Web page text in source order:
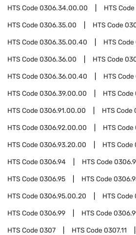
HTS Code0306.34.00.00 HTS Code
HTS Code0306.35.00 HTS Code
HTS Code0306.35.00.40 HTS Code
HTS Code0306.36.00 HTS Code
HTS Code0306.36.00.40 HTS Code
HTS Code0306.39.00.00 HTS Code
HTS Code0306.91.00.00 HTS Code
HTS Code0306.92.00.00 HTS Code
HTS Code0306.93.20.00 HTS Code
HTS Code0306.94 HTS Code
HTS Code0306.95 HTS Code
HTS Code0306.95.00.20 HTS Code
HTS Code0306.99 HTS Code
HTS Code0307 HTS Code0307.11